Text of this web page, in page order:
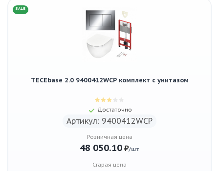
SALE
TECEbase 2.0 9400412WCP комплект с унитазом
Достаточно
Артикул: 9400412WCP
Розничная цена
48 050.10 ₽/шт
Старая цена